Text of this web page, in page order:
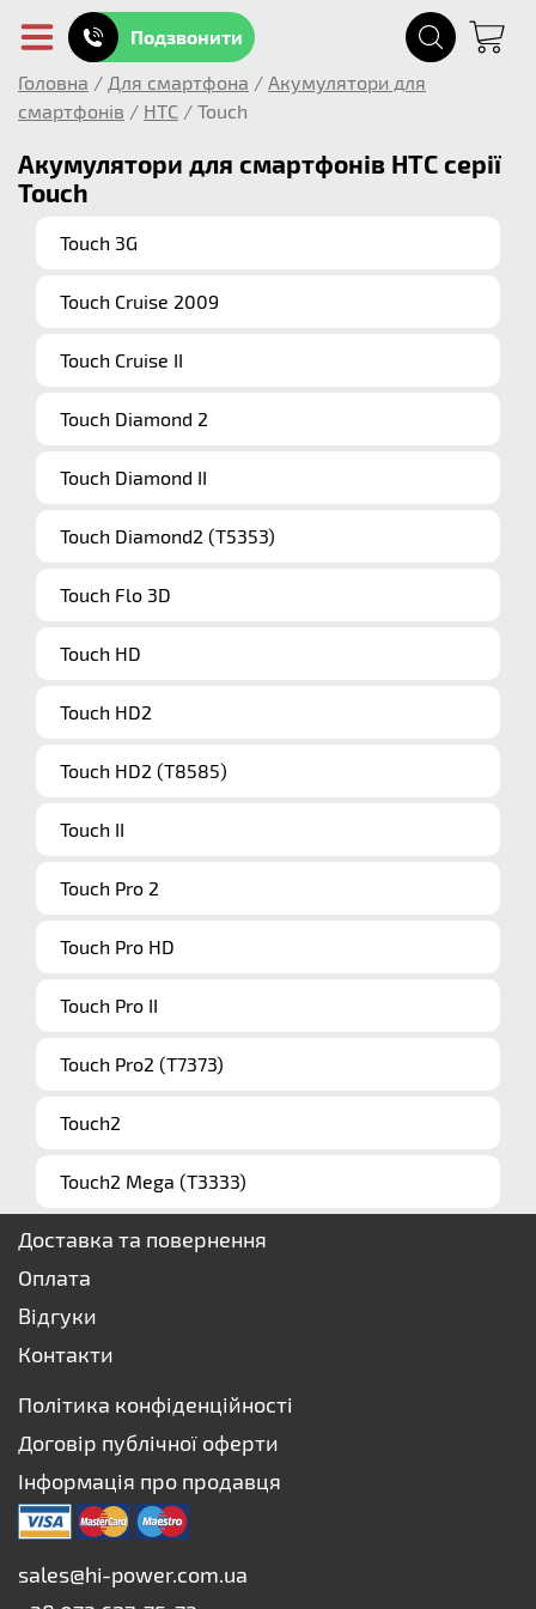
Подзвонити
Головна / Для смартфона / Акумулятори для
смартфонів / HTC / Touch
Акумулятори для смартфонів HTC серії
Touch
Touch 3G
Touch Cruise 2009
Touch Cruise II
Touch Diamond 2
Touch Diamond II
Touch Diamond2 (T5353)
Touch Flo 3D
Touch HD
Touch HD2
Touch HD2 (T8585)
Touch II
Touch Pro 2
Touch Pro HD
Touch Pro II
Touch Pro2 (T7373)
Touch2
Touch2 Mega (T3333)
Доставка та повернення
Оплата
Відгуки
Контакти
Політика конфіденційності
Договір публічної оферти
Інформація про продавця
sales@hi-power.com.ua